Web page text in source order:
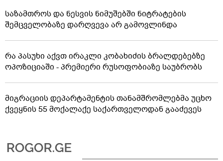
საზამთროს და ნესვის ნიმუშებში ნიტრატების
შემცველობაზე დარღვევა არ გამოვლინდა
რა პასუხი აქვთ ირაკლი კობახიძის ბრალდებებზე
ოპოზიციაში - პრემიერი რუსოფობიაზე საუბრობს
მიგრაციის დეპარტამენტის თანამშრომლებმა უცხო
ქვეყნის 55 მოქალაქე საქართველოდან გააძევეს